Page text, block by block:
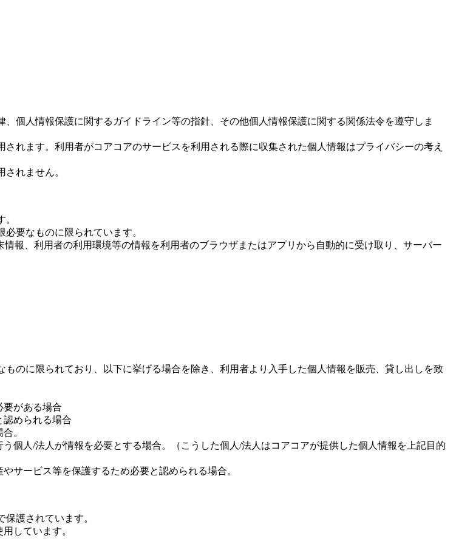
個人情報保護に関するガイドライン等の指針、その他個人情報保護に関する関係法令を遵守しま
れます。利用者がコアコアのサービスを利用される際に収集された個人情報はプライバシーの考え
れません。
要なものに限られています。
報、利用者の利用環境等の情報を利用者のブラウザまたはアプリから自動的に受け取り、サーバー
のに限られており、以下に挙げる場合を除き、利用者より入手した個人情報を販売、貸し出しを致
要がある場合
認められる場合
。
個人/法人が情報を必要とする場合。（こうした個人/法人はコアコアが提供した個人情報を上記目的
サービス等を保護するため必要と認められる場合。
護されています。
しています。